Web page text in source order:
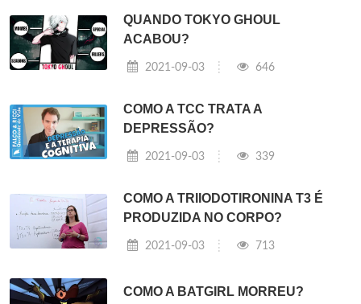
QUANDO TOKYO GHOUL
ACABOU?
2021-09-03 646
COMO A TCC TRATA A
DEPRESSÃO?
2021-09-03 339
COMO A TRIIODOTIRONINA T3 É
PRODUZIDA NO CORPO?
2021-09-03 713
COMO A BATGIRL MORREU?